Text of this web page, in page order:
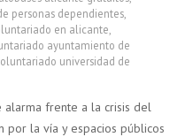
personas dependientes
en alicante
ayuntamiento de
universidad de
alarma frente a la crisis del
por la vía y espacios públicos